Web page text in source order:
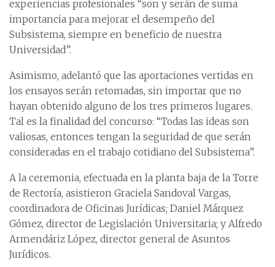
experiencias profesionales “son y serán de suma
importancia para mejorar el desempeño del
Subsistema, siempre en beneficio de nuestra
Universidad”.
Asimismo, adelantó que las aportaciones vertidas en
los ensayos serán retomadas, sin importar que no
hayan obtenido alguno de los tres primeros lugares.
Tal es la finalidad del concurso: “Todas las ideas son
valiosas, entonces tengan la seguridad de que serán
consideradas en el trabajo cotidiano del Subsistema”.
A la ceremonia, efectuada en la planta baja de la Torre
de Rectoría, asistieron Graciela Sandoval Vargas,
coordinadora de Oficinas Jurídicas; Daniel Márquez
Gómez, director de Legislación Universitaria; y Alfredo
Armendáriz López, director general de Asuntos
Jurídicos.